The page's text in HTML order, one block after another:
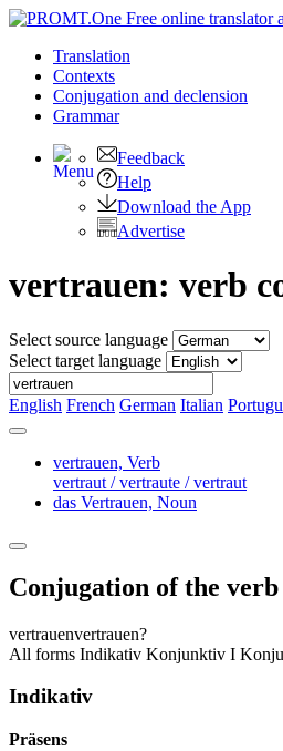
Translation
Contexts
Conjugation and declension
Grammar
Feedback
Help
Download the App
Advertise
vertrauen: verb
Select source language
Select target language
English French German Italian
vertrauen, Verb
vertraut / vertraute / vertraut
das Vertrauen, Noun
Conjugation of the verb
vertrauenvertrauen?
All forms Indikativ Konjunktiv I
Indikativ
Präsens